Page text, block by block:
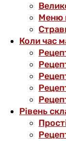
Меню
Коли час
Рівень